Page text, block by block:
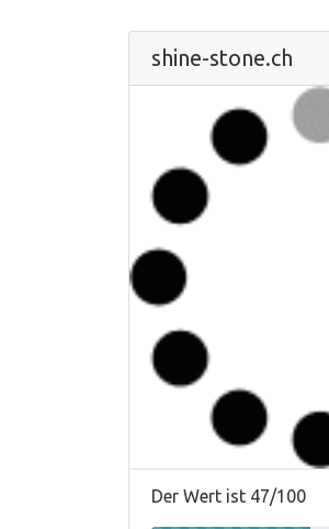
shine-stone.ch
Der Wert ist 47/100